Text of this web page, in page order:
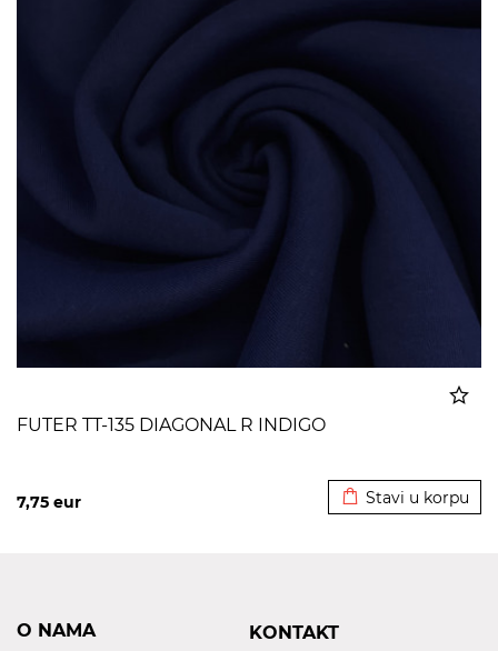
FUTER TT-135 DIAGONAL R INDIGO
7,75 eur Stavi u korpu
O NAMA KONTAKT